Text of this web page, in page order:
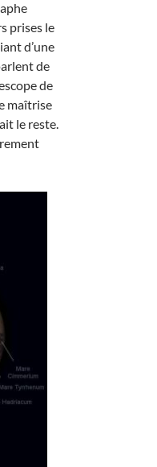
prises le
d’une
de
de
maîtrise
le reste.